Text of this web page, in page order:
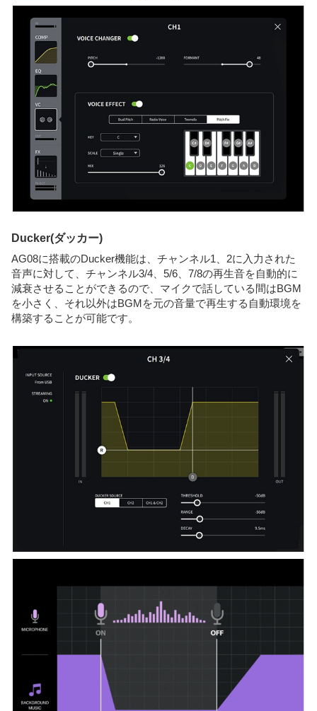
Ducker(ダッカー)
AG08に搭載のDucker機能は、チャンネル1、2に入力された
音声に対して、チャンネル3/4、5/6、7/8の再生音を自動的に
減衰させることができるので、マイクで話している間はBGM
を小さく、それ以外はBGMを元の音量で再生する自動環境を
構築することが可能です。